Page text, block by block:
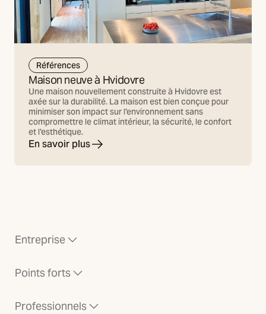
Références
Maison neuve à Hvidovre
Une maison nouvellement construite à Hvidovre est
axée sur la durabilité. La maison est bien conçue pour
minimiser son impact sur l'environnement sans
compromettre le climat intérieur, la sécurité, le confort
et l'esthétique.
En savoir plus
Entreprise
Points forts
Professionnels